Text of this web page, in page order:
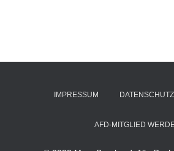
IMPRESSUM
AFD-MITGLIED